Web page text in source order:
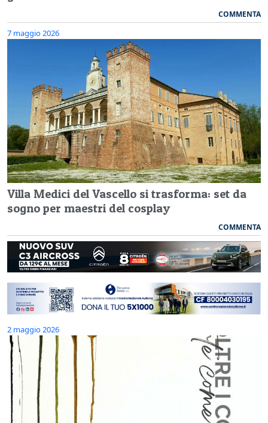
COMMENTA
7 maggio 2026
Villa Medici del Vascello si trasforma: set da
sogno per maestri del cosplay
COMMENTA
2 maggio 2026